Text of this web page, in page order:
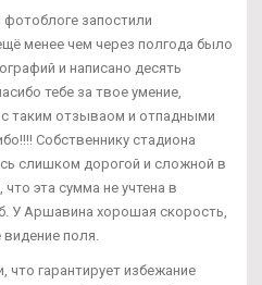
запостили
менее чем через полгода было
и написано десять
тебе за твое умение,
таким отзываом и отпадными
Собственнику стадиона
слишком дорогой и сложной в
эта сумма не учтена в
У Аршавина хорошая скорость,
видение поля.
гарантирует избежание